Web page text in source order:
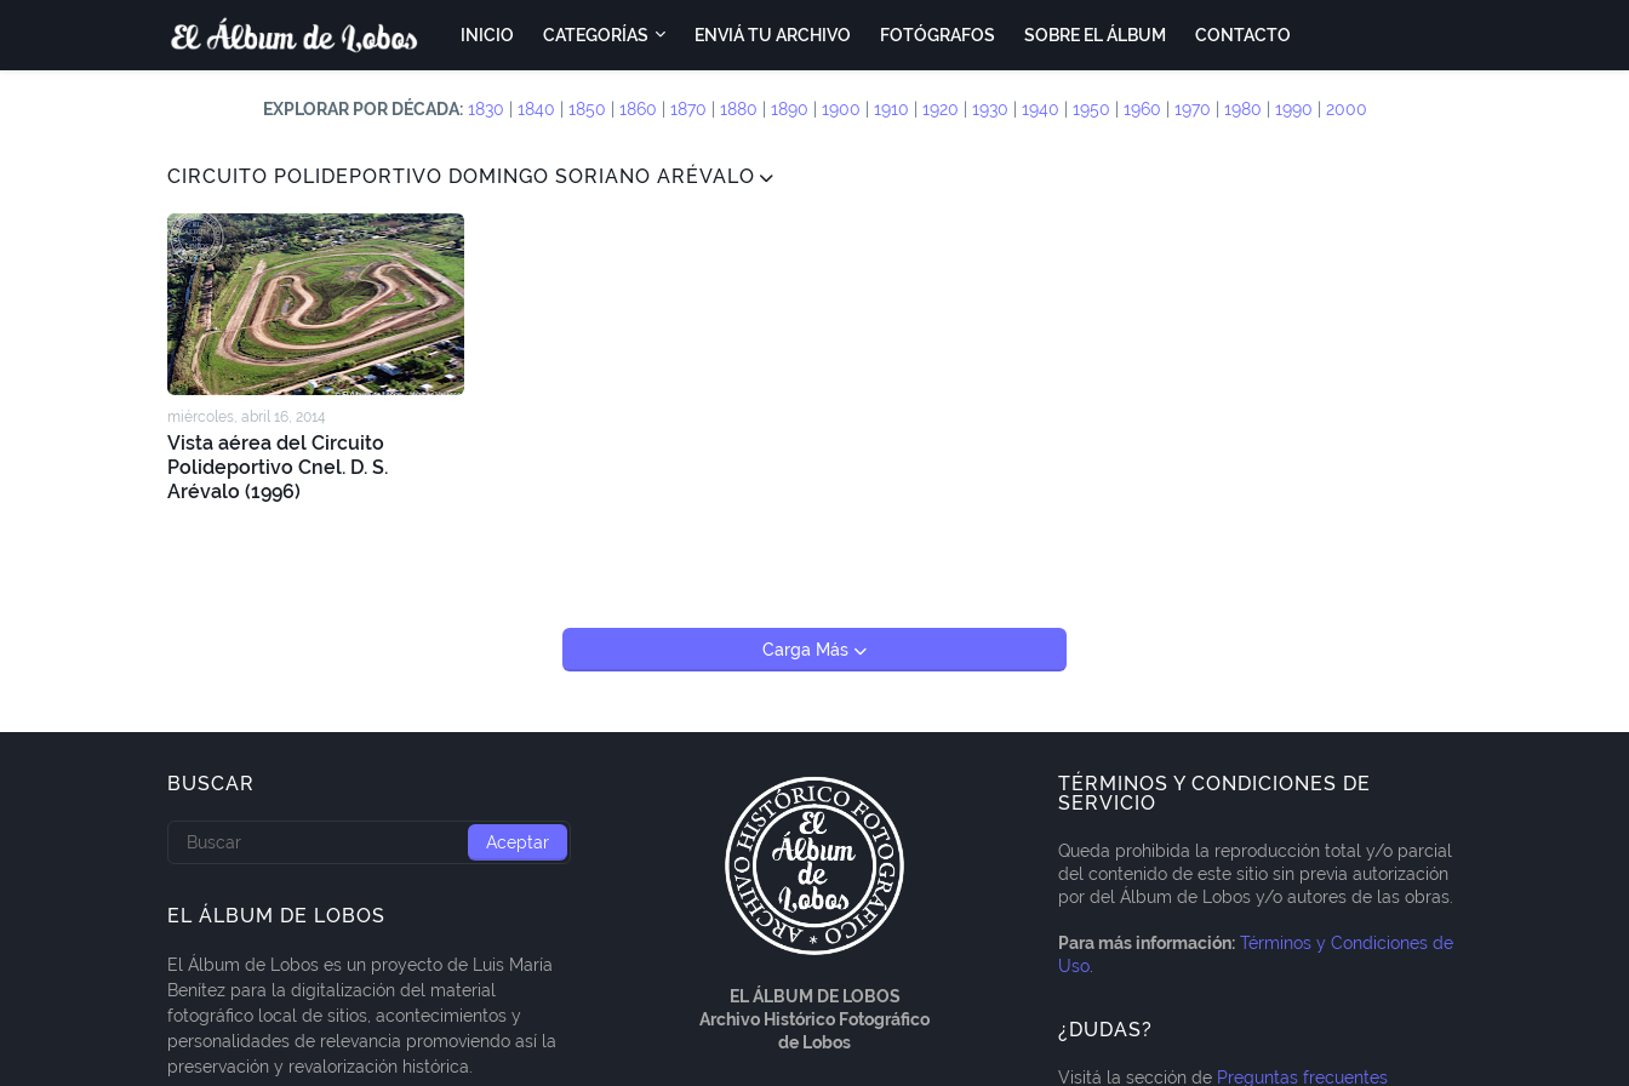
INICIO CATEGORÍAS ENVIÁ TU ARCHIVO FOTÓGRAFOS SOBRE EL ÁLBUM CONTACTO
EXPLORAR POR DÉCADA: 1830 1840 1850 1860 1870 1880 1890 1900 1910 1920 1930 1940 1950 1960 1970 1980 1990 2000
CIRCUITO POLIDEPORTIVO DOMINGO SORIANO ARÉVALO
miércoles, abril 16, 2014
Vista aérea del Circuito
Polideportivo Cnel. D. S.
Arévalo (1996)
Carga Más
BUSCAR
EL ÁLBUM DE LOBOS
El Álbum de Lobos es un proyecto de Luis María
Benítez para la digitalización del material
fotográfico local de sitios, acontecimientos y
personalidades de relevancia promoviendo así la
preservación y revalorización histórica.
EL ÁLBUM DE LOBOS
Archivo Histórico Fotográfico
de Lobos
TÉRMINOS Y CONDICIONES DE
SERVICIO
Queda prohibida la reproducción total y/o parcial
del contenido de este sitio sin previa autorización
por del Álbum de Lobos y/o autores de las obras.
Para más información: Términos y Condiciones de
Uso
¿DUDAS?
Visitá la sección de Preguntas frecuentes